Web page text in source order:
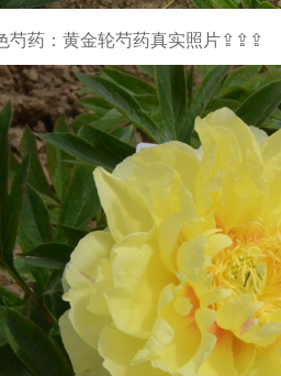
芍药：黄金轮芍药真实照片⇪⇪⇪